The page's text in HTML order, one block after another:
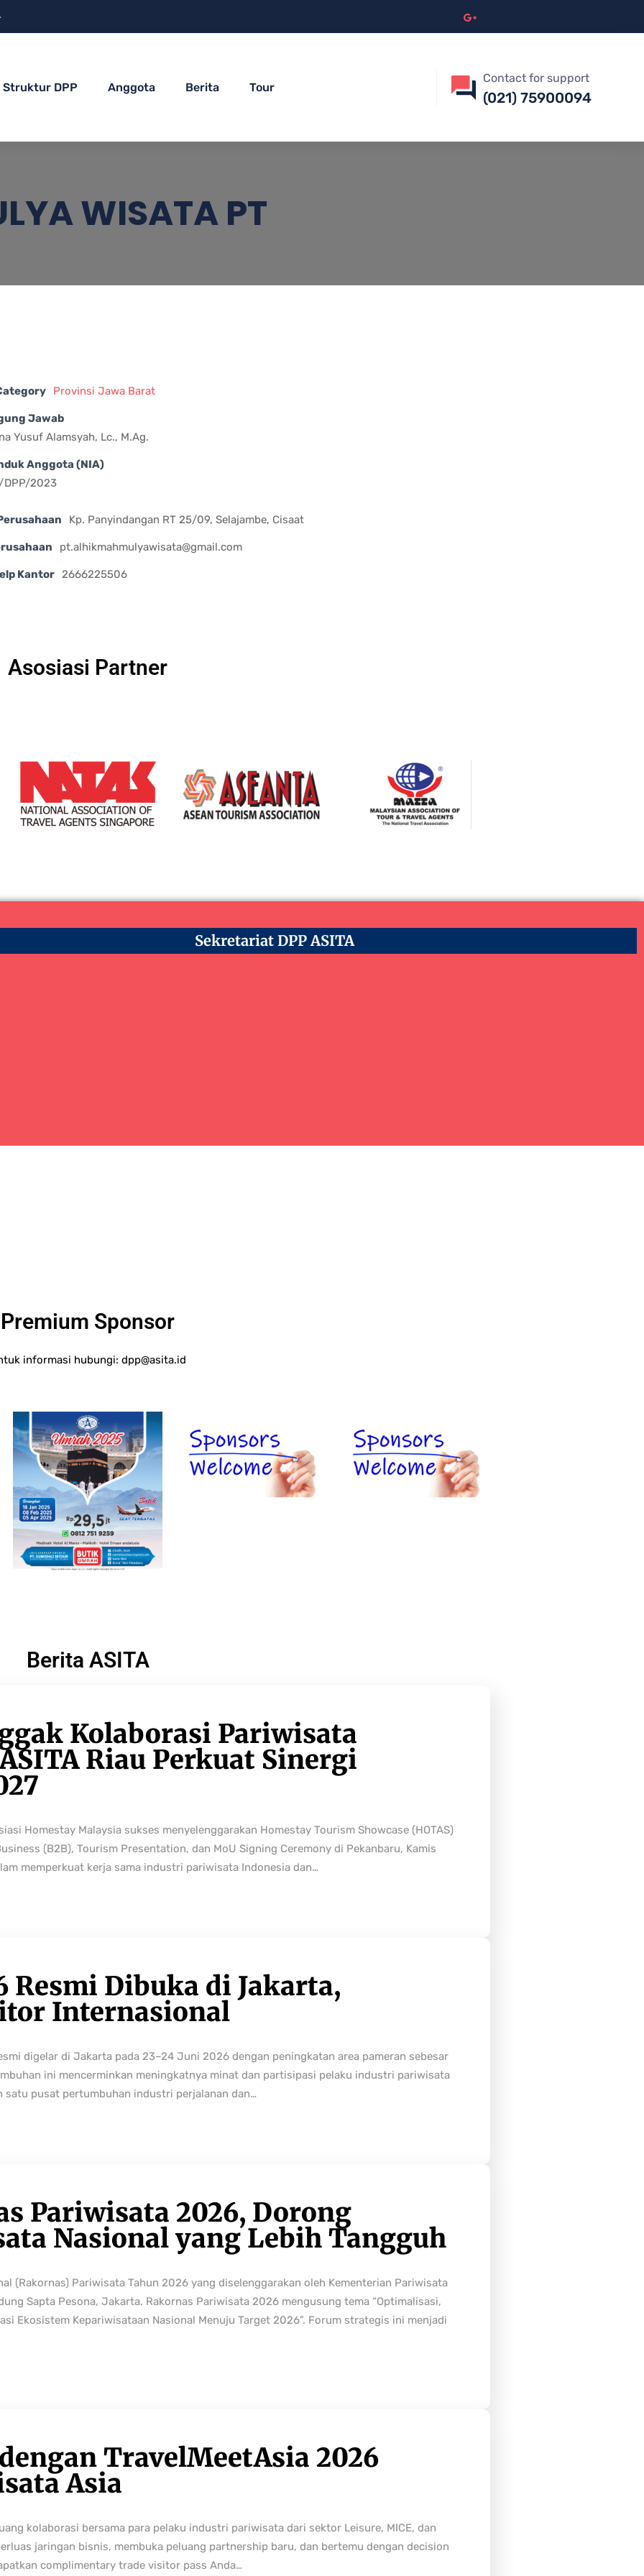
Struktur DPP Anggota Berita Tour
Contact for support
(021) 75900094
WISATA PT
Provinsi Jawa Barat
Jawab
Yusuf Alamsyah, Lc., M.Ag.
Anggota (NIA)
2023
Kp. Panyindangan RT 25/09, Selajambe, Cisaat
pt.alhikmahmulyawisata@gmail.com
Kantor 2666225506
Asosiasi Partner
Sekretariat DPP ASITA
Premium Sponsor
informasi hubungi: dpp@asita.id
Berita ASITA
Kolaborasi Pariwisata
Riau Perkuat Sinergi
Homestay Malaysia sukses menyelenggarakan Homestay Tourism Showcase (HOTAS)
(B2B), Tourism Presentation, dan MoU Signing Ceremony di Pekanbaru, Kamis
memperkuat kerja sama industri pariwisata Indonesia dan…
Resmi Dibuka di Jakarta,
Internasional
digelar di Jakarta pada 23–24 Juni 2026 dengan peningkatan area pameran sebesar
ini mencerminkan meningkatnya minat dan partisipasi pelaku industri pariwisata
satu pusat pertumbuhan industri perjalanan dan…
Pariwisata 2026, Dorong
Nasional yang Lebih Tangguh
(Rakornas) Pariwisata Tahun 2026 yang diselenggarakan oleh Kementerian Pariwisata
Sapta Pesona, Jakarta. Rakornas Pariwisata 2026 mengusung tema “Optimalisasi,
Ekosistem Kepariwisataan Nasional Menuju Target 2026”. Forum strategis ini menjadi
TravelMeetAsia 2026
Asia
kolaborasi bersama para pelaku industri pariwisata dari sektor Leisure, MICE, dan
jaringan bisnis, membuka peluang partnership baru, dan bertemu dengan decision
complimentary trade visitor pass Anda…